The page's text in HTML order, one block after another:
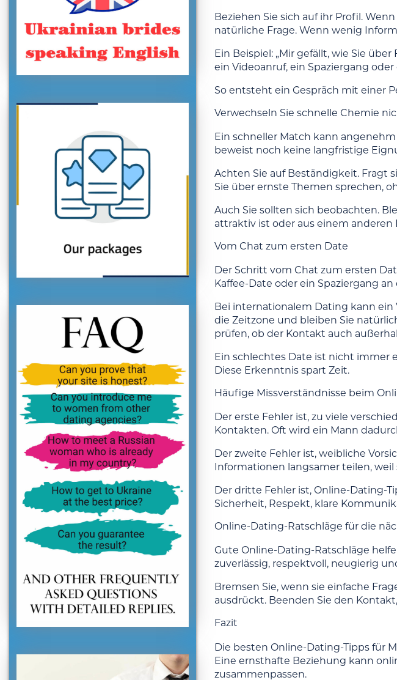
Beziehen Sie sich auf ihr Profil.
natürliche Frage. Wenn wenig
Ein Beispiel: „Mir gefällt, wie Sie
ein Videoanruf, ein Spaziergang oder
So entsteht ein Gespräch mit einer
Verwechseln Sie schnelle Chemie
Ein schneller Match kann
beweist noch keine langfristige
Achten Sie auf Beständigkeit. Fragt
Sie über ernste Themen sprechen,
Auch Sie sollten sich beobachten.
attraktiv ist oder aus einem anderen
Vom Chat zum ersten Date
Der Schritt vom Chat zum ersten
Kaffee-Date oder ein Spaziergang
Bei internationalem Dating kann ein
die Zeitzone und bleiben Sie
prüfen, ob der Kontakt auch
Ein schlechtes Date ist nicht immer
Diese Erkenntnis spart Zeit.
Häufige Missverständnisse beim
Der erste Fehler ist, zu viele
Kontakten. Oft wird ein Mann
Der zweite Fehler ist, weibliche
Informationen langsamer teilen,
Der dritte Fehler ist, Online-Dating-
Sicherheit, Respekt, klare
Online-Dating-Ratschläge für die
Gute Online-Dating-Ratschläge
zuverlässig, respektvoll, neugierig
Bremsen Sie, wenn sie einfache
ausdrückt. Beenden Sie den
Fazit
Die besten Online-Dating-Tipps für
Eine ernsthafte Beziehung kann
zusammenpassen.